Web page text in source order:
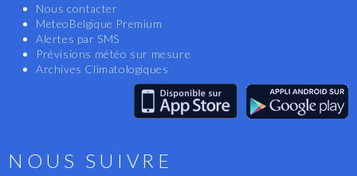
Nous contacter
MeteoBelgique Premium
Alertes par SMS
Prévisions météo sur mesure
Archives Climatologiques
NOUS SUIVRE